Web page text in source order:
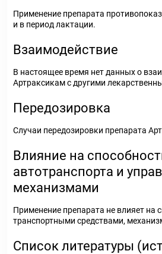
Применение препарата
и в период лактации.
Взаимодействие
В настоящее время нет данных о
Артраксикам с другими
Передозировка
Случаи передозировки препарата
Влияние на
автотранспорта и
механизмами
Применение препарата не влияет на
транспортными средствами,
Список литературы